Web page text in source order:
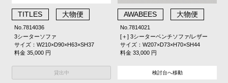
TITLES 大物便
No.7814036
3シーターソファ
サイズ：W210×D90×H63×SH37
料金 35,000 円
貸出中
AWABEES 大物便
No.7814021
[＋] 3シーターベンチソファ/レザー
サイズ：W207×D73×H70×SH44
料金 33,000 円
検討台へ移動